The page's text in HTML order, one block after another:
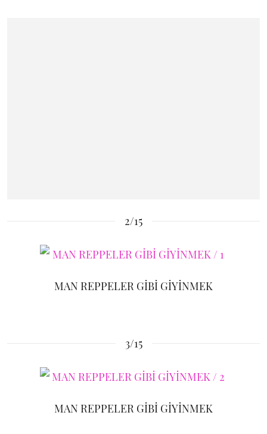
2/15
MAN REPPELER GİBİ GİYİNMEK
3/15
MAN REPPELER GİBİ GİYİNMEK